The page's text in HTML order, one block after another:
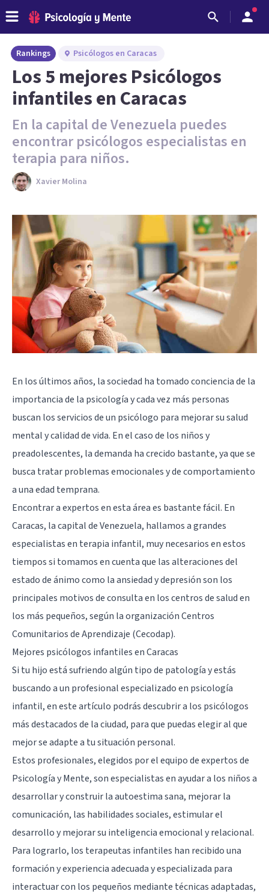
Rankings Psicólogos en Caracas
Los 5 mejores Psicólogos
infantiles en Caracas
En la capital de Venezuela puedes
encontrar psicólogos especialistas en
terapia para niños.
Xavier Molina
En los últimos años, la sociedad ha tomado conciencia de la
importancia de la psicología y cada vez más personas
buscan los servicios de un psicólogo para mejorar su salud
mental y calidad de vida. En el caso de los niños y
preadolescentes, la demanda ha crecido bastante, ya que se
busca tratar problemas emocionales y de comportamiento
a una edad temprana.
Encontrar a expertos en esta área es bastante fácil. En
Caracas, la capital de Venezuela, hallamos a grandes
especialistas en terapia infantil, muy necesarios en estos
tiempos si tomamos en cuenta que las alteraciones del
estado de ánimo como la ansiedad y depresión son los
principales motivos de consulta en los centros de salud en
los más pequeños, según la organización Centros
Comunitarios de Aprendizaje (Cecodap).
Mejores psicólogos infantiles en Caracas
Si tu hijo está sufriendo algún tipo de patología y estás
buscando a un profesional especializado en psicología
infantil, en este artículo podrás descubrir a los psicólogos
más destacados de la ciudad, para que puedas elegir al que
mejor se adapte a tu situación personal.
Estos profesionales, elegidos por el equipo de expertos de
Psicología y Mente, son especialistas en ayudar a los niños a
desarrollar y construir la autoestima sana, mejorar la
comunicación, las habilidades sociales, estimular el
desarrollo y mejorar su inteligencia emocional y relacional.
Para lograrlo, los terapeutas infantiles han recibido una
formación y experiencia adecuada y especializada para
interactuar con los pequeños mediante técnicas adaptadas,